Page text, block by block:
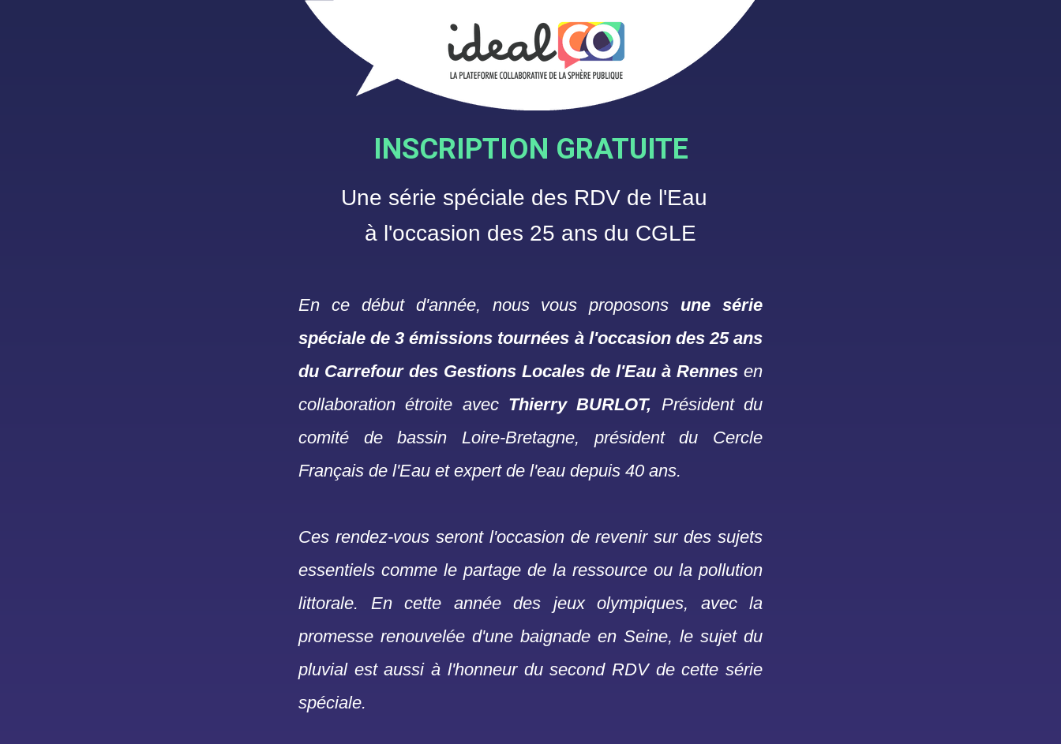
INSCRIPTION GRATUITE
Une série spéciale des RDV de l'Eau
à l'occasion des 25 ans du CGLE
En ce début d'année, nous vous proposons une série
spécialede 3 émissions tournées à l'occasion des 25 ans
du Carrefour des Gestions Locales de l'Eau à Rennes en
collaboration étroite avec Thierry BURLOT, Président du
comité de bassin Loire-Bretagne, président du Cercle
Français de l'Eau et expert de l'eau depuis 40 ans.
Ces rendez-vous seront l'occasion de revenir sur des sujets
essentiels comme le partage de la ressource ou la pollution
littorale. En cette année des jeux olympiques, avec la
promesse renouvelée d'une baignade en Seine, le sujet du
pluvial est aussi à l'honneur du second RDV de cette série
spéciale.